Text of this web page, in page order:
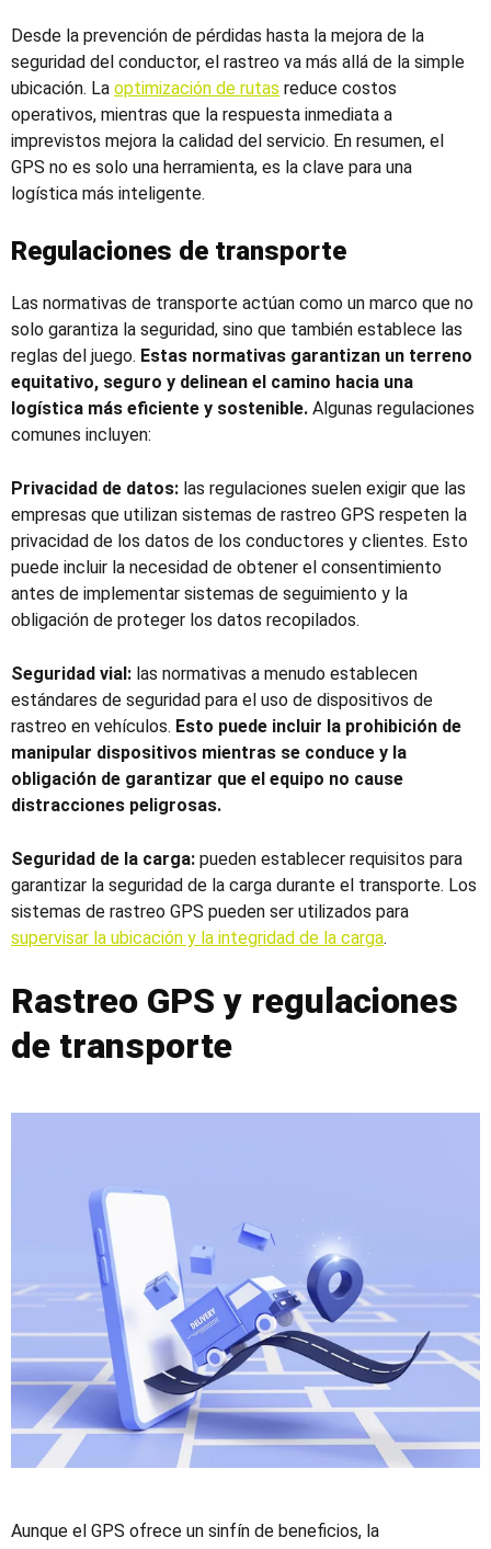
Desde la prevención de pérdidas hasta la mejora de la
seguridad del conductor, el rastreo va más allá de la simple
ubicación. La optimización de rutas reduce costos
operativos, mientras que la respuesta inmediata a
imprevistos mejora la calidad del servicio. En resumen, el
GPS no es solo una herramienta, es la clave para una
logística más inteligente.
Regulaciones de transporte
Las normativas de transporte actúan como un marco que no
solo garantiza la seguridad, sino que también establece las
reglas del juego. Estas normativas garantizan un terreno
equitativo, seguro y delinean el camino hacia una
logística más eficiente y sostenible. Algunas regulaciones
comunes incluyen:
Privacidad de datos: las regulaciones suelen exigir que las
empresas que utilizan sistemas de rastreo GPS respeten la
privacidad de los datos de los conductores y clientes. Esto
puede incluir la necesidad de obtener el consentimiento
antes de implementar sistemas de seguimiento y la
obligación de proteger los datos recopilados.
Seguridad vial: las normativas a menudo establecen
estándares de seguridad para el uso de dispositivos de
rastreo en vehículos. Esto puede incluir la prohibición de
manipular dispositivos mientras se conduce y la
obligación de garantizar que el equipo no cause
distracciones peligrosas.
Seguridad de la carga: pueden establecer requisitos para
garantizar la seguridad de la carga durante el transporte. Los
sistemas de rastreo GPS pueden ser utilizados para
supervisar la ubicación y la integridad de la carga.
Rastreo GPS y regulaciones
de transporte
Aunque el GPS ofrece un sinfín de beneficios, la